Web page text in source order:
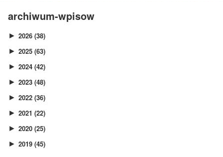
archiwum-wpisow
► 2026 (38)
► 2025 (63)
► 2024 (42)
► 2023 (48)
► 2022 (36)
► 2021 (22)
► 2020 (25)
► 2019 (45)